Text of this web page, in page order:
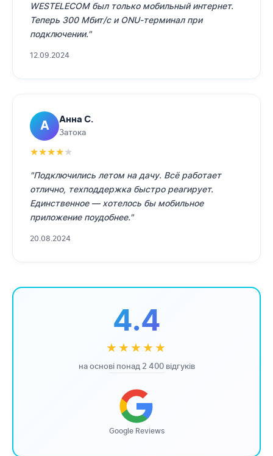
WESTELECOM был только мобильный интернет.
Теперь 300 Мбит/с и ONU-терминал при
подключении."
12.09.2024
А Анна С.
Затока
★★★★★
"Подключились летом на дачу. Всё работает
отлично, техподдержка быстро реагирует.
Единственное — хотелось бы мобильное
приложение поудобнее."
20.08.2024
4.4
★★★★★
на основі понад 2 400 відгуків
Google Reviews